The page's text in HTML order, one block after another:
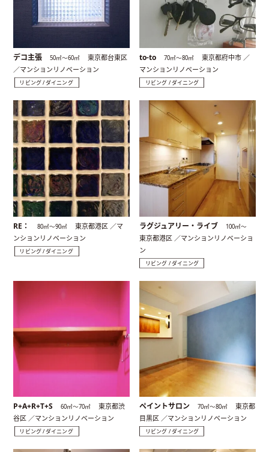
デコ主張 50㎡〜60㎡
東京都台東区
／マンションリノベーション
リビング / ダイニング
to-to 70㎡〜80㎡
東京都府中市 ／
マンションリノベーション
リビング / ダイニング
RE： 80㎡〜90㎡
東京都港区 ／マ
ンションリノベーション
リビング / ダイニング
ラグジュアリー・ライブ 100㎡〜
東京都港区 ／マンションリノベーショ
ン
リビング / ダイニング
P+A+R+T+S 60㎡〜70㎡
東京都渋
谷区 ／マンションリノベーション
リビング / ダイニング
ペイントサロン 70㎡〜80㎡
東京都
目黒区 ／マンションリノベーション
リビング / ダイニング